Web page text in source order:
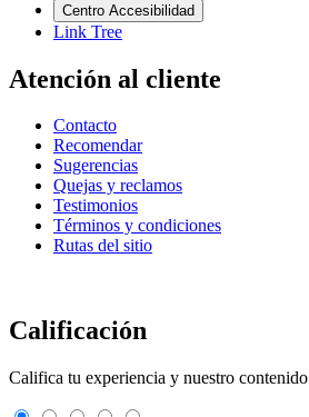
Centro Accesibilidad
Link Tree
Atención al cliente
Contacto
Recomendar
Sugerencias
Quejas y reclamos
Testimonios
Términos y condiciones
Rutas del sitio
Calificación
Califica tu experiencia y nuestro contenido